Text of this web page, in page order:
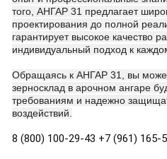
того, АНГАР 31 предлагает
проектирования до полной
гарантирует высокое качество
индивидуальный подход к
Обращаясь к АНГАР 31, вы
зерносклад в арочном ангаре
требованиям и надежно
воздействий.
8 (800) 100-29-43 +7 (961) 165-